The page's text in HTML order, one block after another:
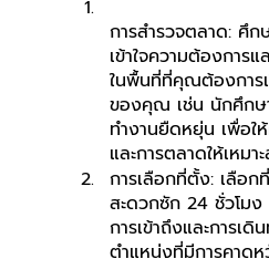
การสำรวจตลาด: ศึก
เข้าใจความต้องการ
ในพื้นที่ที่คุณต้องการ
ของคุณ เช่น นักศึกษ
ทำงานยืดหยุ่น เพื่อใ
และการตลาดให้เหมา
การเลือกที่ตั้ง: เลือก
สะดวกซัก 24 ชั่วโมง
การเข้าถึงและการเ
ตำแหน่งที่มีการคาดห